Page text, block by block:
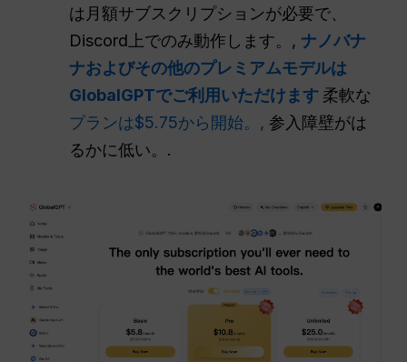
は月額サブスクリプションが必要で、
Discord上でのみ動作します。,ナノバナ
ナおよびその他のプレミアムモデルは
GlobalGPTでご利用いただけます 柔軟な
プランは$5.75から開始。, 参入障壁がは
るかに低い。.